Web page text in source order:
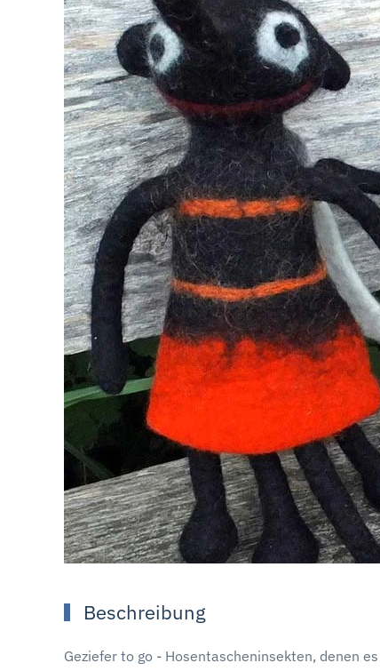
Beschreibung
Geziefer to go - Hosentascheninsekten, denen